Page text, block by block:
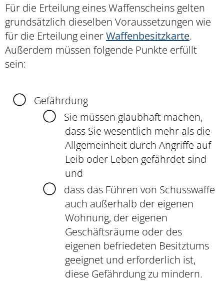
Für die Erteilung eines Waffenscheins gelten
grundsätzlich dieselben Voraussetzungen wie
für die Erteilung einerWaffenbesitzkarte.
Außerdem müssen folgende Punkte erfüllt
sein:
Gefährdung
Sie müssen glaubhaft machen,
dass Sie wesentlich mehr als die
Allgemeinheit durch Angriffe auf
Leib oder Leben gefährdet sind
und
dass das Führen von Schusswaffe
auch außerhalb der eigenen
Wohnung, der eigenen
Geschäftsräume oder des
eigenen befriedeten Besitztums
geeignet und erforderlich ist,
diese Gefährdungzu mindern.